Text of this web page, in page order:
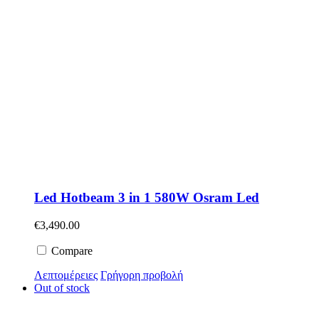
Led Hotbeam 3 in 1 580W Osram Led
€3,490.00
Compare
Λεπτομέρειες Γρήγορη προβολή
Out of stock